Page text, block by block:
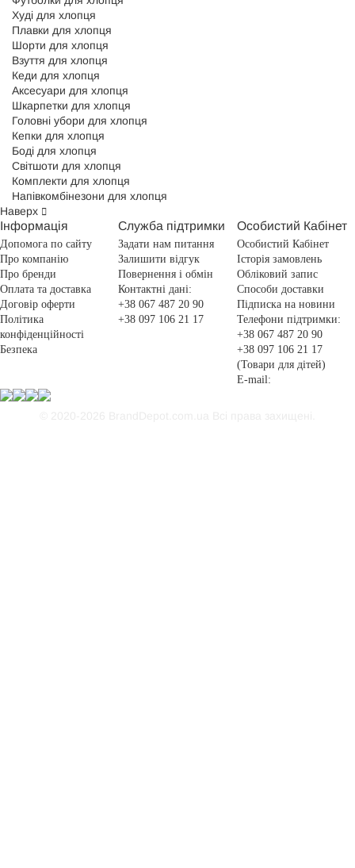
Худі для хлопця
Плавки для хлопця
Шорти для хлопця
Взуття для хлопця
Кеди для хлопця
Аксесуари для хлопця
Шкарпетки для хлопця
Головні убори для хлопця
Кепки для хлопця
Боді для хлопця
Світшоти для хлопця
Комплекти для хлопця
Напівкомбінезони для хлопця
Наверх
Інформація
Допомога по сайту
Про компанію
Про бренди
Оплата та доставка
Договір оферти
Політика
конфіденційності
Безпека
Служба підтримки
Задати нам питання
Залишити відгук
Повернення і обмін
Контактні дані:
+38 067 487 20 90
+38 097 106 21 17
Особистий Кабінет
Особистий Кабінет
Історія замовлень
Обліковий запис
Способи доставки
Підписка на новини
Телефони підтримки:
+38 067 487 20 90
+38 097 106 21 17
(Товари для дітей)
E-mail: